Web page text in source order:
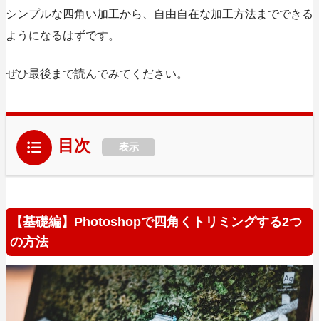
シンプルな四角い加工から、自由自在な加工方法までできる
ようになるはずです。
ぜひ最後まで読んでみてください。
目次 表示
【基礎編】Photoshopで四角くトリミングする2つ
の方法